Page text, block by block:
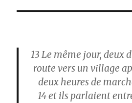
13 Le même jour, deux
route vers un village
deux heures de
14et ils parlaient